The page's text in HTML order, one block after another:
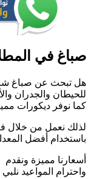
صباغ في
هل تبحث عن صباغ
للحيطان والجدران
كما نوفر ديكورات
لذلك نعمل من خلال
باستخدام أفضل
أسعارنا مميزة
واحترام المواعيد نلبي طلباتكم على مدار 24